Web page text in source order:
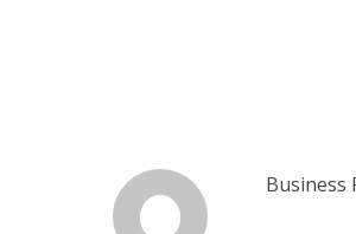
Business